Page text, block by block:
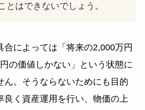
とはできないでしょう。
合によっては「将来の2,000万円
の価値しかない」という状態に
ん。そうならないためにも目的
良く資産運用を行い、物価の上